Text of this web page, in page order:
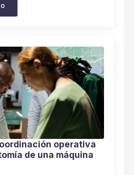
operativa
de una máquina